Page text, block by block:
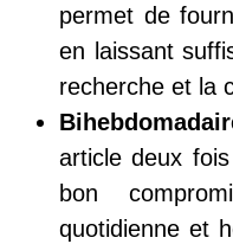
permet de
en laissant
recherche et la
article deux
bon
quotidienne et